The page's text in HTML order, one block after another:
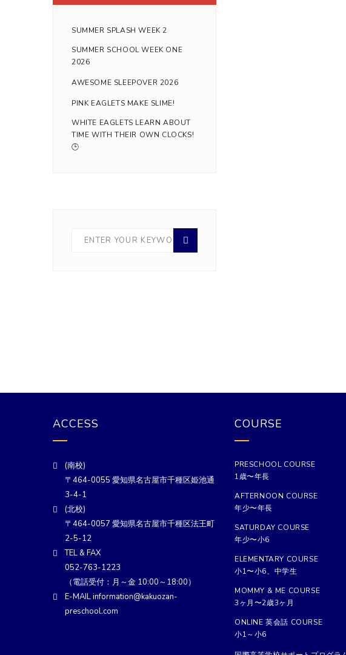
SUMMER SPLASH WEEK 2
SUMMER SCHOOL WEEK ONE
2026
AWESOME SLEEPOVER 2026
PINK EAGLETS MAKE SLIME!
WHITE EAGLETS LEARN ABOUT
TIME WITH THEIR OWN CLOCKS!
🕒
ACCESS
(南校)
〒464-0055 愛知県名古屋市千種区姫池通
3-4-1
(北校)
〒464-0057 愛知県名古屋市千種区法王町
2-5-12
TEL & FAX
052-763-1223
（電話受付：月～金 10:00～18:00）
E-MAIL information@kakuozan-
preschool.com
COURSE
PRESCHOOL COURSE
1歳〜年長
AFTERNOON COURSE
年少〜年長
SATURDAY COURSE
年少〜小6
ELEMENTARY COURSE
小1〜小6、中学生
MOMMY & ME COURSE
3ヶ月〜2歳3ヶ月
ONLINE 英会話 COURSE
小1～小6